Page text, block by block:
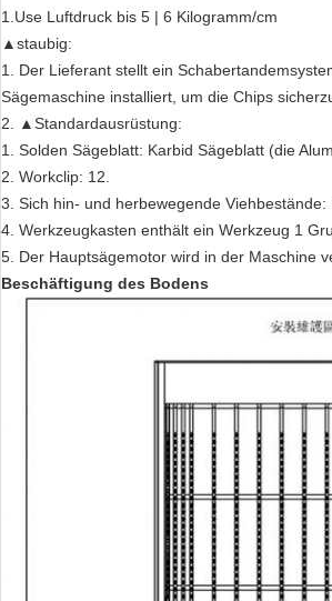
1.Use Luftdruck bis 5 | 6 Kilogramm/cm
▲staubig:
1. Der Lieferant stellt ein
Sägemaschine installiert, um die Chips
2. ▲Standardausrüstung:
1. Solden Sägeblatt: Karbid Sägeblatt (die
2. Workclip: 12.
3. Sich hin- und herbewegende Viehbestände:
4. Werkzeugkasten enthält ein Werkzeug 1
5. Der Hauptsägemotor wird in der Maschine
Beschäftigung des Bodens